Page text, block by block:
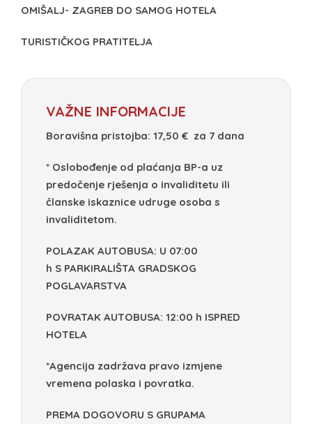
OMIŠALJ- ZAGREB DO SAMOG HOTELA
TURISTIČKOG PRATITELJA
VAŽNE INFORMACIJE
Boravišna pristojba: 17,50 € za 7 dana
* Oslobođenje od plaćanja BP-a uz
predočenje rješenja o invaliditetu ili
članske iskaznice udruge osoba s
invaliditetom.
POLAZAK AUTOBUSA: U 07:00
h S PARKIRALIŠTA GRADSKOG
POGLAVARSTVA
POVRATAK AUTOBUSA: 12:00 h ISPRED
HOTELA
*Agencija zadržava pravo izmjene
vremena polaska i povratka.
PREMA DOGOVORU S GRUPAMA